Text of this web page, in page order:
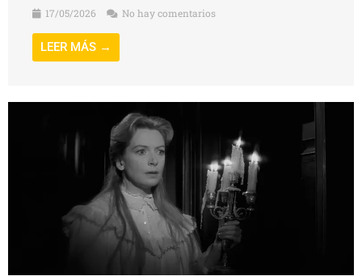
17/05/2026
No hay comentarios
LEER MÁS →